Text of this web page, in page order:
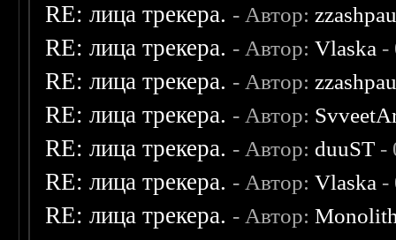
RE: лица трекера. - Автор:
RE: лица трекера. - Автор:Vlaska -
RE: лица трекера. - Автор:
RE: лица трекера. - Автор:
RE: лица трекера. - Автор: duuST -
RE: лица трекера. - Автор:Vlaska -
RE: лица трекера. - Автор: